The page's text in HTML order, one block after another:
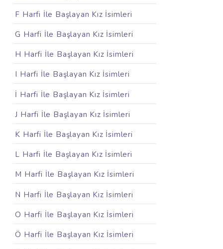
F Harfi İle Başlayan Kız İsimleri
G Harfi İle Başlayan Kız İsimleri
H Harfi İle Başlayan Kız İsimleri
I Harfi İle Başlayan Kız İsimleri
İ Harfi İle Başlayan Kız İsimleri
J Harfi İle Başlayan Kız İsimleri
K Harfi İle Başlayan Kız İsimleri
L Harfi İle Başlayan Kız İsimleri
M Harfi İle Başlayan Kız İsimleri
N Harfi İle Başlayan Kız İsimleri
O Harfi İle Başlayan Kız İsimleri
Ö Harfi İle Başlayan Kız İsimleri